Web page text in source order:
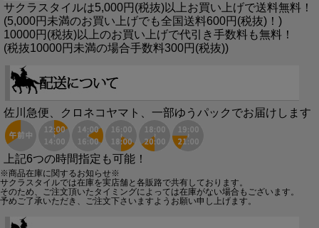
サクラスタイルは5,000円(税抜)以上お買い上げで送料無料！
(5,000円未満のお買い上げでも全国送料600円(税抜)！)
10000円(税抜)以上のお買い上げで代引き手数料も無料！
(税抜10000円未満の場合手数料300円(税抜))
佐川急便、クロネコヤマト、一部ゆうパックでお届けします
上記6つの時間指定も可能！
※商品在庫に関するお知らせ※
サクラスタイルでは在庫を実店舗と各販路で共有しております。
そのため、ご注文頂いたタイミングによっては在庫がない場合もございます。
予めご了承いただき、ご注文下さいますようお願い申し上げます。